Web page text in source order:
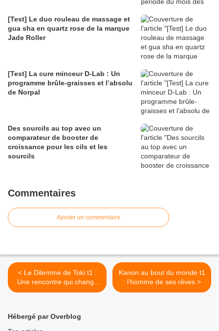
[Test] Le duo rouleau de massage et
gua sha en quartz rose de la marque
Jade Roller
[Test] La cure minceur D-Lab : Un
programme brûle-graisses et l’absolu
de Norpal
Des sourcils au top avec un
comparateur de booster de
croissance pour les cils et les
sourcils
Commentaires
Ajouter un commentaire
< Le Dilemme de Toki t1 :
Une rencontre qui change
tout
Kanon au bout du monde t1
: l’homme de ses rêves >
Hébergé par Overblog